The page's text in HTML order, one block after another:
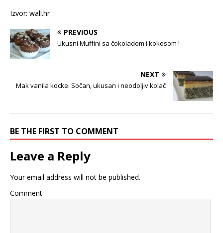
Izvor: wall.hr
PREVIOUS
Ukusni Muffini sa čokoladom i kokosom !
NEXT
Mak vanila kocke: Sočan, ukusan i neodoljiv kolač
BE THE FIRST TO COMMENT
Leave a Reply
Your email address will not be published.
Comment